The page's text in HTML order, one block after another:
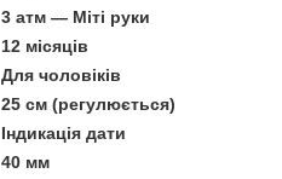
3 атм — Міті руки
12 місяців
Для чоловіків
25 см (регулюється)
Індикація дати
40 мм